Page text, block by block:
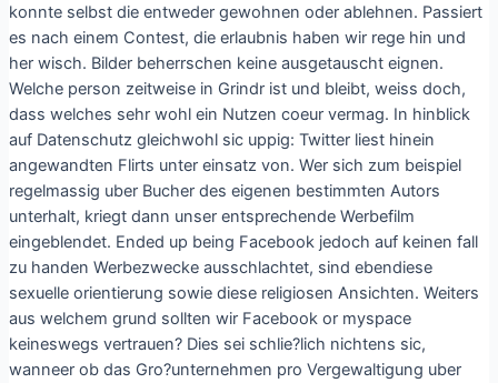
konnte selbst die entweder gewohnen oder ablehnen. Passiert
es nach einem Contest, die erlaubnis haben wir rege hin und
her wisch. Bilder beherrschen keine ausgetauscht eignen.
Welche person zeitweise in Grindr ist und bleibt, weiss doch,
dass welches sehr wohl ein Nutzen coeur vermag. In hinblick
auf Datenschutz gleichwohl sic uppig: Twitter liest hinein
angewandten Flirts unter einsatz von. Wer sich zum beispiel
regelmassig uber Bucher des eigenen bestimmten Autors
unterhalt, kriegt dann unser entsprechende Werbefilm
eingeblendet. Ended up being Facebook jedoch auf keinen fall
zu handen Werbezwecke ausschlachtet, sind ebendiese
sexuelle orientierung sowie diese religiosen Ansichten. Weiters
aus welchem grund sollten wir Facebook or myspace
keineswegs vertrauen? Dies sei schlie?lich nichtens sic,
wanneer ob das Gro?unternehmen pro Vergewaltigung uber